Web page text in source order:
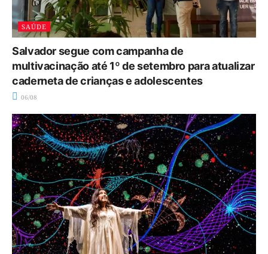
SAÚDE
Salvador segue com campanha de
multivacinação até 1º de setembro para atualizar
caderneta de crianças e adolescentes
06/08